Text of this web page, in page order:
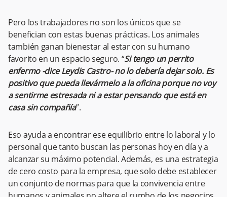
Pero los trabajadores no son los únicos que se
benefician con estas buenas prácticas. Los animales
también ganan bienestar al estar con su humano
favorito en un espacio seguro. “Si tengo un perrito
enfermo -dice Leydis Castro- no lo debería dejar solo. Es
positivo que pueda llevármelo a la oficina porque no voy
a sentirme estresada ni a estar pensando que está en
casa sin compañía”.
Eso ayuda a encontrar ese equilibrio entre lo laboral y lo
personal que tanto buscan las personas hoy en día y a
alcanzar su máximo potencial. Además, es una estrategia
de cero costo para la empresa, que solo debe establecer
un conjunto de normas para que la convivencia entre